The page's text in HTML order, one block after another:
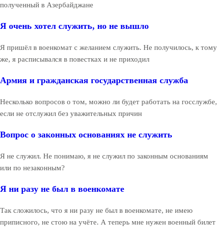
полученный в Азербайджане
Я очень хотел служить, но не вышло
Я пришёл в военкомат с желанием служить. Не получилось, к тому
же, я расписывался в повестках и не приходил
Армия и гражданская государственная служба
Несколько вопросов о том, можно ли будет работать на госслужбе,
если не отслужил без уважительных причин
Вопрос о законных основаниях не служить
Я не служил. Не понимаю, я не служил по законным основаниям
или по незаконным?
Я ни разу не был в военкомате
Так сложилось, что я ни разу не был в военкомате, не имею
приписного, не стою на учёте. А теперь мне нужен военный билет